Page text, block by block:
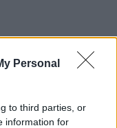
Personal
to third parties, or
information for
Viber και
νέα